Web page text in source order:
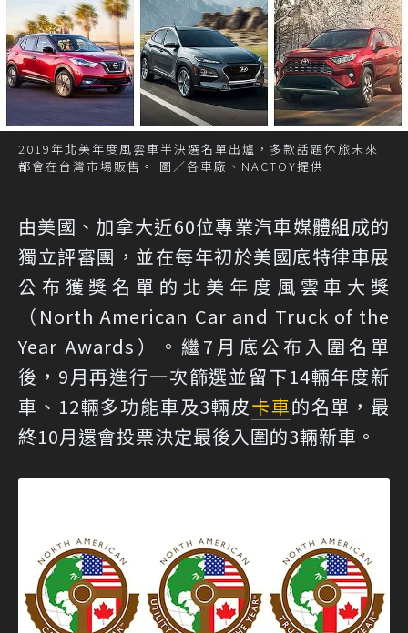
2019年北美年度風雲車半決選名單出爐，多款話題休旅未來
都會在台灣市場販售。 圖／各車廠、NACTOY提供
由美國、加拿大近60位專業汽車媒體組成的
獨立評審團，並在每年初於美國底特律車展
公布獲獎名單的北美年度風雲車大獎
（North American Car and Truck of the
Year Awards）。繼7月底公布入圍名單
後，9月再進行一次篩選並留下14輛年度新
車、12輛多功能車及3輛皮卡車的名單，最
終10月還會投票決定最後入圍的3輛新車。